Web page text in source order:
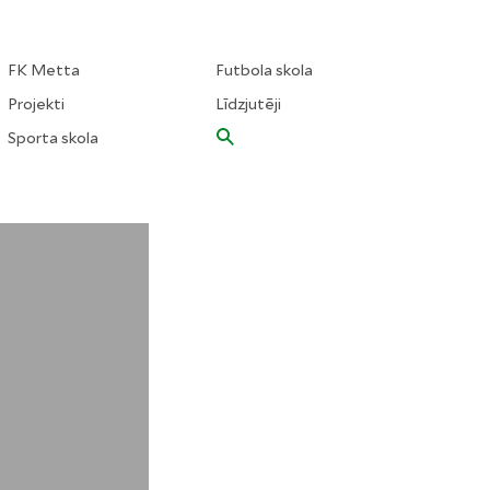
FK Metta
Projekti
Sporta skola
Futbola skola
Līdzjutēji